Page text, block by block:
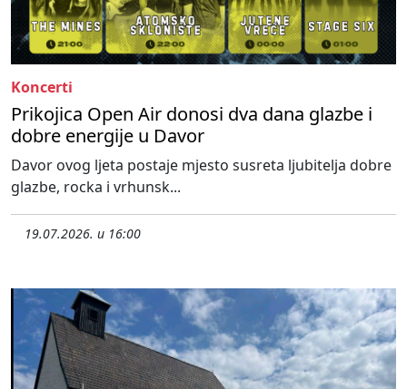
Koncerti
Prikojica Open Air donosi dva dana glazbe i
dobre energije u Davor
Davor ovog ljeta postaje mjesto susreta ljubitelja dobre
glazbe, rocka i vrhunsk...
19.07.2026. u 16:00